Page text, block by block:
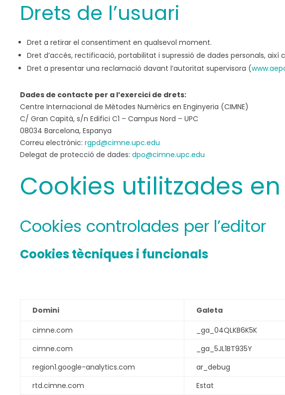
Drets de l’usuari
Dret a retirar el consentiment en qualsevol moment.
Dret d’accés, rectificació, portabilitat i supressió de dades personals,
Dret a presentar una reclamació davant l’autoritat supervisora (
Dades de contacte per a l’exercici de drets:
Centre Internacional de Mètodes Numèrics en Enginyeria (CIMNE)
C/ Gran Capità, s/n Edifici C1 – Campus Nord – UPC
08034 Barcelona, Espanya
Correu electrònic:rgpd@cimne.upc.edu
Delegat de protecció de dades:dpo@cimne.upc.edu
Cookies utilitzades
Cookies controlades per l’editor
Cookies tècniques i funcionals
Domini Galeta
cimne.com
_ga_04QLKB6K5K
cimne.com
_ga_5JL1BT935Y
region1.google-analytics.com
ar_debug
rtd.cimne.com
Estat